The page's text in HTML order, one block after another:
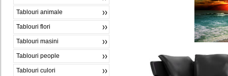
Tablouri animale
Tablouri flori
Tablouri masini
Tablouri people
Tablouri culori